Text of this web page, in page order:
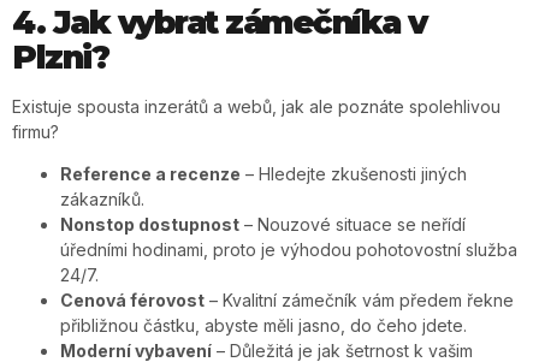
4. Jak vybrat zámečníka v
Plzni?
Existuje spousta inzerátů a webů, jak ale poznáte spolehlivou
firmu?
Reference a recenze – Hledejte zkušenosti jiných
zákazníků.
Nonstop dostupnost – Nouzové situace se neřídí
úředními hodinami, proto je výhodou pohotovostní služba
24/7.
Cenová férovost – Kvalitní zámečník vám předem řekne
přibližnou částku, abyste měli jasno, do čeho jdete.
Moderní vybavení – Důležitá je jak šetrnost k vašim